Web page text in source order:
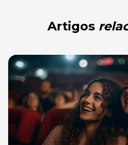
Artigos